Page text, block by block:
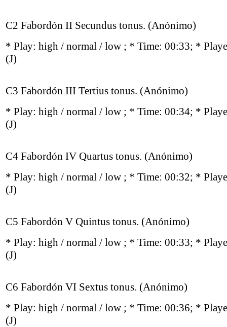
C2 Fabordón II Secundus tonus. (Anónimo)
* Play: high / normal / low ; * Time: 00:33; *
(J)
C3 Fabordón III Tertius tonus. (Anónimo)
* Play: high / normal / low ; * Time: 00:34; *
(J)
C4 Fabordón IV Quartus tonus. (Anónimo)
* Play: high / normal / low ; * Time: 00:32; *
(J)
C5 Fabordón V Quintus tonus. (Anónimo)
* Play: high / normal / low ; * Time: 00:33; *
(J)
C6 Fabordón VI Sextus tonus. (Anónimo)
* Play: high / normal / low ; * Time: 00:36; *
(J)